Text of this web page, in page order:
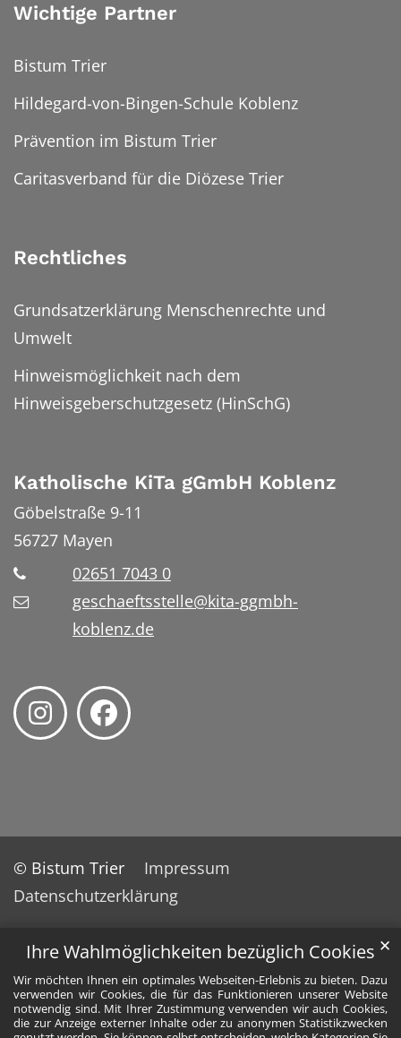
Ihre Wahlmöglichkeiten bezüglich Cookies
Wir möchten Ihnen ein optimales Webseiten-Erlebnis zu bieten. Dazu
verwenden wir Cookies, die für das Funktionieren unserer Website
notwendig sind. Mit Ihrer Zustimmung verwenden wir auch Cookies,
die zur Anzeige externer Inhalte oder zu anonymen Statistikzwecken
✕
Wichtige Partner
Bistum Trier
Hildegard-von-Bingen-Schule Koblenz
Prävention im Bistum Trier
Caritasverband für die Diözese Trier
Rechtliches
Grundsatzerklärung Menschenrechte und
Umwelt
Hinweismöglichkeit nach dem
Hinweisgeberschutzgesetz (HinSchG)
Katholische KiTa gGmbH Koblenz
Göbelstraße 9-11
56727 Mayen
02651 7043 0
geschaeftsstelle@kita-ggmbh-
koblenz.de
© Bistum Trier
Impressum
Datenschutzerklärung